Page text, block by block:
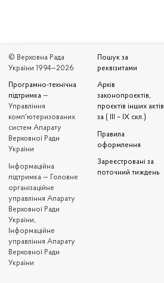
© Верховна Рада
України 1994—2026
Програмно-технічна
підтримка —
Управління
комп'ютеризованих
систем Апарату
Верховної Ради
України
Iнформаційна
підтримка — Головне
організаційне
управління Апарату
Верховної Ради
України,
Інформаційне
управління Апарату
Верховної Ради
України
Пошук за
реквізитами
Архів
законопроєктів,
проєктів інших актів
за ( III – IX скл.)
Правила
оформлення
Зареєстровані за
поточний тиждень